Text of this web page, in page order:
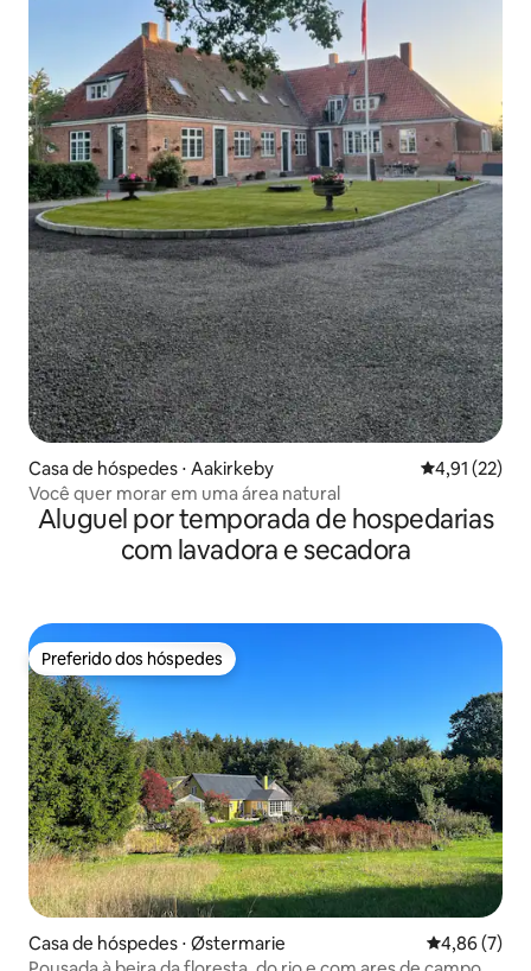
Casa de hóspedes ⋅ Aakirkeby 4,91 de uma
4,91 (22)
Você quer morar em uma área natural
Aluguel por temporada de hospedarias
com lavadora e secadora
Preferido dos hóspedes
Preferido dos hóspedes
Casa de hóspedes ⋅ Østermarie 4,86 de uma
4,86 (7)